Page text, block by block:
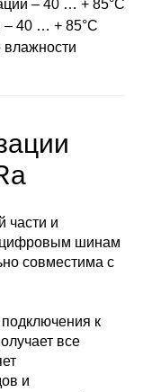
– 40 … + 85°С
– 40 … + 85°С
влажности
части и
цифровым шинам
совместима с
к
все
и